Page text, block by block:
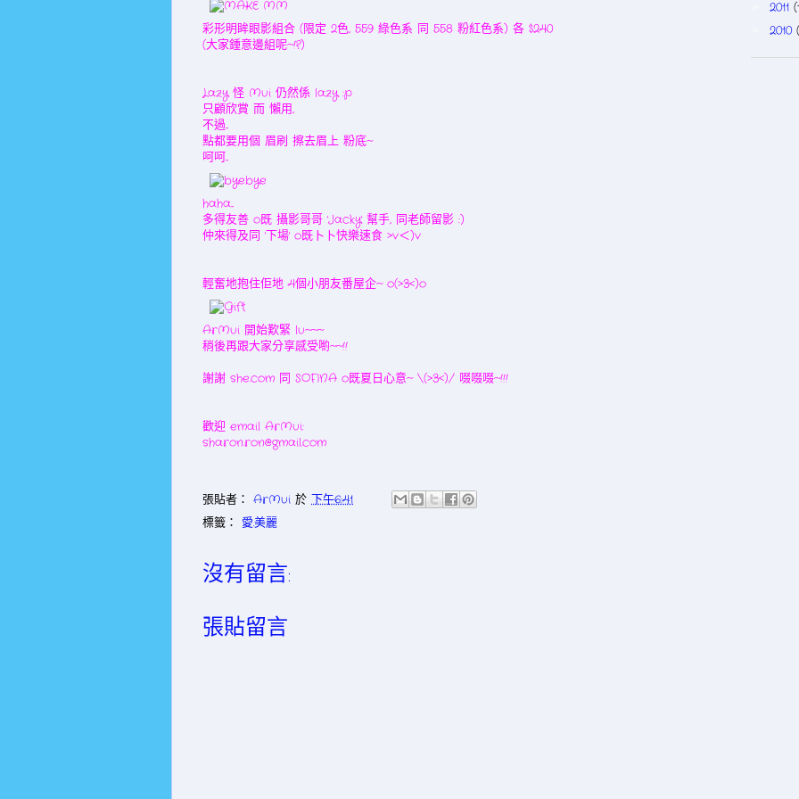
彩形明眸眼影組合 (限定 2色, 559 綠色系 同 558 粉紅色系) 各 $240
(大家鍾意邊組呢~!?)
Lazy 怪 Mui 仍然係 lazy :p
只顧欣賞 而 懶用,
不過...
點都要用個 眉刷 擦去眉上 粉底~
呵呵...
haha...
多得友善 o既 攝影哥哥 'Jacky' 幫手, 同老師留影 :)
仲來得及同 '下場' o既卜卜快樂速食 >v＜)v
輕奮地抱住佢地 4個小朋友番屋企~ o(>3<)o
ArMui 開始歎緊 lu~~~
稍後再跟大家分享感受喲~~!!
謝謝 she.com 同 SOFINA o既夏日心意~ \(>3<)/ 啜啜啜~!!!
歡迎 email ArMui:
sharon.ron@gmail.com
張貼者： ArMui 於 下午6:41
標籤： 愛.美麗
沒有留言:
張貼留言
2011
2010